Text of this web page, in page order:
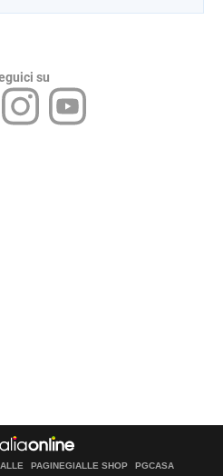
su
PAGINEGIALLE SHOP PGCASA